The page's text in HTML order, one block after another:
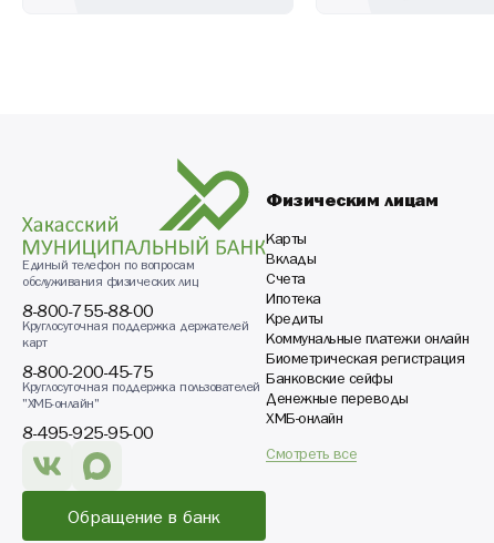
Единый телефон по вопросам
обслуживания физических лиц
8-800-755-88-00
Круглосуточная поддержка держателей
карт
8-800-200-45-75
Круглосуточная поддержка пользователей
"ХМБ-онлайн"
8-495-925-95-00
Обращение в банк
Физическим лицам
Карты
Вклады
Счета
Ипотека
Кредиты
Коммунальные платежи онлайн
Биометрическая регистрация
Банковские сейфы
Денежные переводы
ХМБ-онлайн
Смотреть все